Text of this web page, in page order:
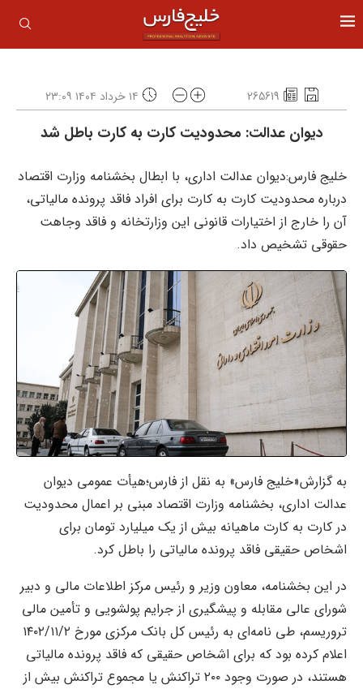
265619 ۱۴ خرداد ۱۴۰۴ ۲۳:۰۹
دیوان عدالت: محدودیت کارت‌ به‌ کارت باطل شد
خلیج فارس:دیوان عدالت اداری، با ابطال بخشنامه وزارت اقتصاد
درباره محدودیت کارت‌ به‌ کارت برای افراد فاقد پرونده مالیاتی،
آن را خارج از اختیارات قانونی این وزارتخانه و فاقد وجاهت
حقوقی تشخیص داد.
به گزارش«خلیج فارس» به نقل از فارس؛هیأت عمومی دیوان
عدالت اداری، بخشنامه وزارت اقتصاد مبنی بر اعمال محدودیت
در کارت به کارت ماهیانه بیش از یک میلیارد تومان برای
اشخاص حقیقی فاقد پرونده مالیاتی را باطل کرد.
در این بخشنامه، معاون وزیر و رئیس مرکز اطلاعات مالی و دبیر
شورای عالی مقابله و پیشگیری از جرایم پولشویی و تأمین مالی
تروریسم، طی نامه‌ای به رئیس کل بانک مرکزی مورخ ۱۴۰۲/۱۱/۲
اعلام کرده بود که برای اشخاص حقیقی که فاقد پرونده مالیاتی
هستند، در صورت وجود ۲۰۰ تراکنش یا مجموع تراکنش بیش از